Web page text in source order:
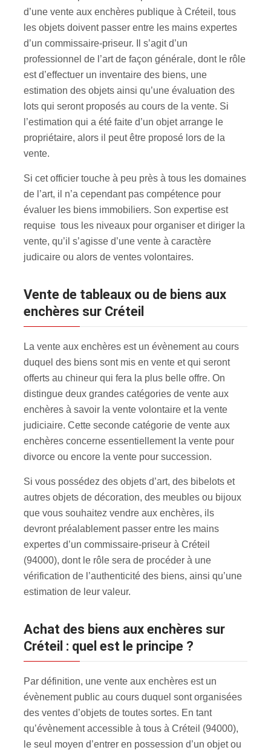
d’une vente aux enchères publique à Créteil, tous
les objets doivent passer entre les mains expertes
d’un commissaire-priseur. Il s’agit d’un
professionnel de l’art de façon générale, dont le rôle
est d’effectuer un inventaire des biens, une
estimation des objets ainsi qu’une évaluation des
lots qui seront proposés au cours de la vente. Si
l’estimation qui a été faite d’un objet arrange le
propriétaire, alors il peut être proposé lors de la
vente.
Si cet officier touche à peu près à tous les domaines
de l’art, il n’a cependant pas compétence pour
évaluer les biens immobiliers. Son expertise est
requise tous les niveaux pour organiser et diriger la
vente, qu’il s’agisse d’une vente à caractère
judicaire ou alors de ventes volontaires.
Vente de tableaux ou de biens aux
enchères sur Créteil
La vente aux enchères est un évènement au cours
duquel des biens sont mis en vente et qui seront
offerts au chineur qui fera la plus belle offre. On
distingue deux grandes catégories de vente aux
enchères à savoir la vente volontaire et la vente
judiciaire. Cette seconde catégorie de vente aux
enchères concerne essentiellement la vente pour
divorce ou encore la vente pour succession.
Si vous possédez des objets d’art, des bibelots et
autres objets de décoration, des meubles ou bijoux
que vous souhaitez vendre aux enchères, ils
devront préalablement passer entre les mains
expertes d’un commissaire-priseur à Créteil
(94000), dont le rôle sera de procéder à une
vérification de l’authenticité des biens, ainsi qu’une
estimation de leur valeur.
Achat des biens aux enchères sur
Créteil : quel est le principe ?
Par définition, une vente aux enchères est un
évènement public au cours duquel sont organisées
des ventes d’objets de toutes sortes. En tant
qu’évènement accessible à tous à Créteil (94000),
le seul moyen d’entrer en possession d’un objet ou